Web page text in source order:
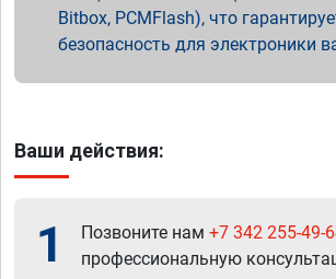
Bitbox, PCMFlash), что
безопасность для электроники
Ваши действия:
1 Позвоните нам +7 342 255-49-
профессиональную